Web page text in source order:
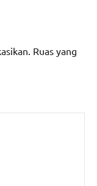
Ruas yang